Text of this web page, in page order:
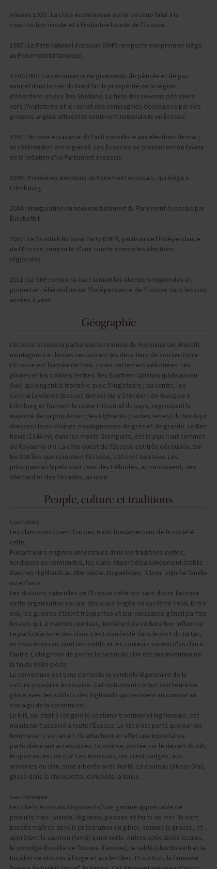
Années 1930 : La crise économique porte un coup fatal à la
construction navale et à l'industrie lourde de l'Écosse.
1967 : Le Parti national écossais (SNP) remporte son premier siège
au Parlement britannique.
1970-1980 : La découverte de gisements de pétrole et de gaz
naturel dans la mer du Nord fait la prospérité de la région
d'Aberdeen et des îles Shetland. La fuite des revenus pétroliers
vers l'Angleterre et le rachat des compagnies écossaises par des
groupes anglais attisent le sentiment nationaliste en Écosse.
1997 : Victoire écrasante du Parti travailliste aux élections de mai ;
un référendum est organisé. Les Écossais se prononcent en faveur
de la création d'un Parlement écossais.
1999 : Premières élections du Parlement écossais, qui siège à
Édimbourg.
2004 : Inauguration du nouveau bâtiment du Parlement écossais par
Élisabeth II.
2007 : Le Scottish National Party (SNP), partisan de l'indépendance
de l'Écosse, remporte d'une courte avance les élections
régionales.
2011 : Le SNP remporte haut la main les élections régionales et
promet un référendum sur l'indépendance de l'Écosse dans les cinq
années à venir.
Géographie
L'Ecosse occupe la partie septentrionale du Royaume-Uni. Massifs
montagneux et landes recouvrent les deux tiers de son territoire.
L'Ecosse est formée de trois zones nettement délimitées : les
plaines et les collines fertiles des Southern Uplands (plateaux du
Sud) qui longent la frontière avec l'Angleterre ; au centre, les
Central Lowlands (basses terres) qui s'étendent de Glasgow à
Edimburg et forment le coeur industriel du pays, regroupant la
majorité de sa population ; les Highlands (hautes terres) du Nord qui
dressent leurs chaînes montagneuses de grès et de granite. Le Ben
Nevis (1344 m), dans les monts Grampians, est le plus haut sommet
du Royaume-Uni. La côte ouest de l'Ecosse est très découpée. Sur
les 800 îles que comptent l'Ecosse, 130 sont habitées. Les
principaux archipels sont ceux des Hébrides, au nord-ouest, des
Shetland et des Orcades, au nord.
Peuple, culture et traditions
Coutumes
Les clans constituent l'un des traits fondamentaux de la société
celte.
Puisant leurs origines ancestrales dans les traditions celtes,
nordiques ou normandes, les clans étaient déjà solidement établis
dans les Highlands au XIIIe siècle. En gaélique, "Clann" signifie famille
ou enfants.
Les divisions naturelles de l'Ecosse celte ont sans doute favorisé
cette organisation sociale des clans érigée en système tribal. Entre
eux, les guerres étaient fréquentes et leur puissance gênait parfois
les rois qui, à maintes reprises, tentèrent de réduire leur influence.
Le particularisme des clans s'est manifesté dans le port du tartan,
un tissu écossais dont les motifs et les couleurs varient d'un clan à
l'autre. L'obligation de porter le tartan du clan est une invention de
la fin du XVIIIe siècle.
La cornemuse est sans conteste le symbole légendaire de la
culture populaire écossaise. Cet instrument connut son heure de
gloire avec les soldats des Highlands qui partaient au combat au
son aigu de la cornemuse.
Le kilt, qui était à l'origine le costume traditionnel highlandais, est
maintenant associé à toute l'Écosse. Le kilt n'est porté que par les
hommeset c'est un art. Ils attachent en effet une importance
particulière aux accessoires. La bourse, portée sur le devant du kilt,
le sporran, est de cuir. Les écussons, les crest badges, aux
armoiries du clan, sont arborés avec fierté. Le couteau (Skean Dhu),
glissé dans la chaussette, complète la tenue.
Gastronomie
Les chefs écossais disposent d'une gamme appréciable de
produits frais : viande, légumes, poisson et fruits de mer. Ils sont
passés maîtres dans la préparation du gibier, comme la grouse, et
apprêtent le saumon (fumé) à merveille. Autres spécialités locales,
le porridge (bouillie de flocons d'avoine), le sablé (shortbread) et le
bouillon de mouton à l'orge et aux lentilles. Et surtout, la fameuse